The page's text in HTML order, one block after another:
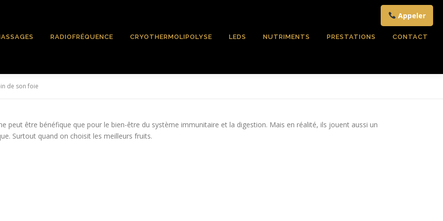
Appeler
RADIOFRÉQUENCE CRYOTHERMOLIPOLYSE LEDS NUTRIMENTS PRESTATIONS CONTACT
de son foie
peut être bénéfique que pour le bien-être du système immunitaire et la digestion. Mais en réalité, ils jouent aussi un
Surtout quand on choisit les meilleurs fruits.